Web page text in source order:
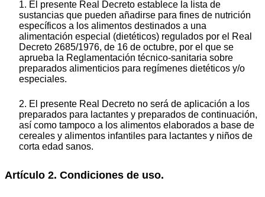
1. El presente Real Decreto establece la lista de
sustancias que pueden añadirse para fines de nutrición
específicos a los alimentos destinados a una
alimentación especial (dietéticos) regulados por el Real
Decreto 2685/1976, de 16 de octubre, por el que se
aprueba la Reglamentación técnico-sanitaria sobre
preparados alimenticios para regímenes dietéticos y/o
especiales.
2. El presente Real Decreto no será de aplicación a los
preparados para lactantes y preparados de continuación,
así como tampoco a los alimentos elaborados a base de
cereales y alimentos infantiles para lactantes y niños de
corta edad sanos.
Artículo 2. Condiciones de uso.